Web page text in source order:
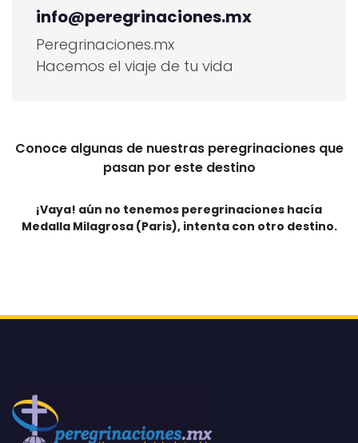
info@peregrinaciones.mx
Peregrinaciones.mx
Hacemos el viaje de tu vida
Conoce algunas de nuestras peregrinaciones que
pasan por este destino
¡Vaya! aún no tenemos peregrinaciones hacía
Medalla Milagrosa (Paris), intenta con otro destino.